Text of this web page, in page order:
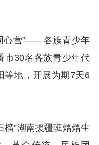
心营”——各族青少年
市30名各族青少年代
等地，开展为期7天6
榴”湖南援疆班熠熠生